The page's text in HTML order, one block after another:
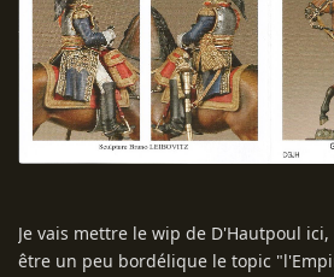
Je vais mettre le wip de D'Hautpoul
être un peu bordélique le topic